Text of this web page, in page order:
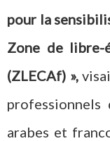
pour la
Zone de libre-
(ZLECAf) »,
professionnels
arabes et